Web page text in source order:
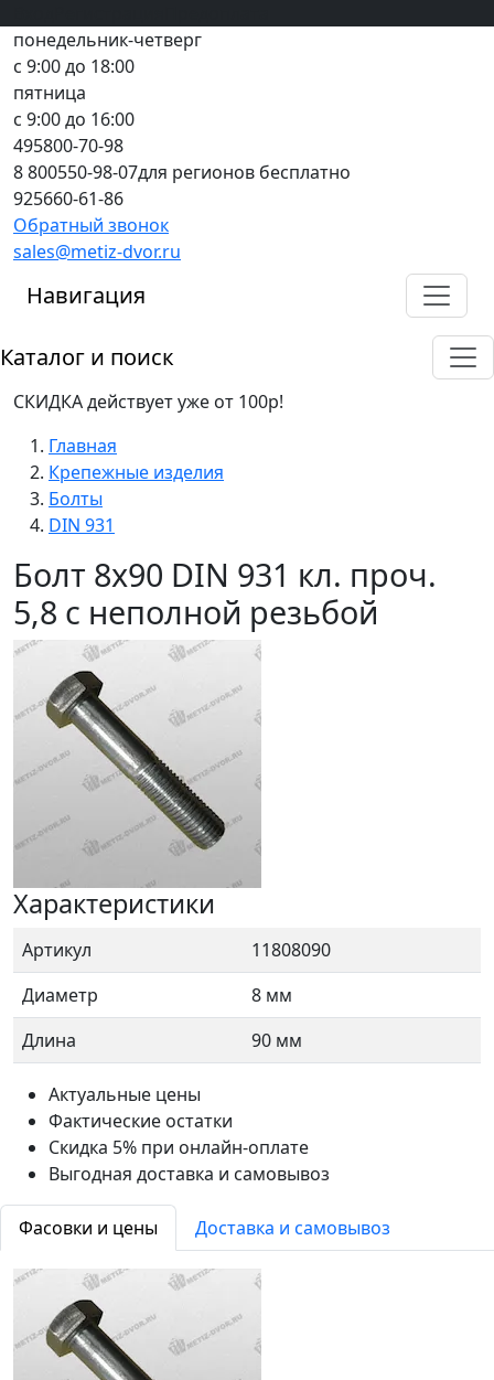
понедельник-четверг
с 9:00 до 18:00
пятница
с 9:00 до 16:00
495800-70-98
8 800550-98-07для регионов бесплатно
925660-61-86
Обратный звонок
sales@metiz-dvor.ru
Навигация
Каталог и поиск
СКИДКА действует уже от 100р!
Главная
Крепежные изделия
Болты
DIN 931
Болт 8х90 DIN 931 кл. проч.
5,8 с неполной резьбой
Характеристики
Артикул
11808090
Диаметр
8 мм
Длина
90 мм
Актуальные цены
Фактические остатки
Скидка 5% при онлайн-оплате
Выгодная доставка и самовывоз
Фасовки и цены Доставка и самовывоз